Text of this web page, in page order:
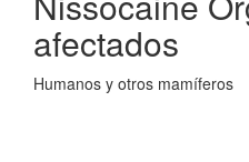
afectados
Humanos y otros mamíferos